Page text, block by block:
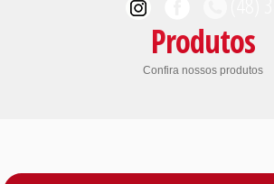
Produtos
Confira nossos produtos